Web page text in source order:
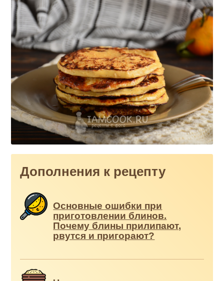
Дополнения к рецепту
Основные ошибки при
приготовлении блинов.
Почему блины прилипают,
рвутся и пригорают?